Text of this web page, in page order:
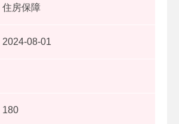
住房保障
2024-08-01
180